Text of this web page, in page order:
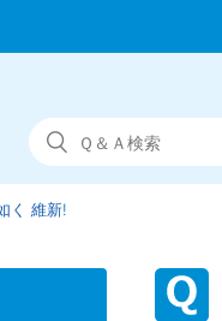
く 維新!